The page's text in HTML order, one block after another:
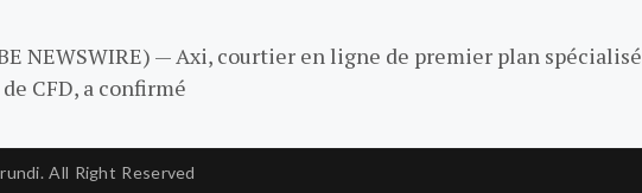
NEWSWIRE) — Axi, courtier en ligne de premier plan spécialisé
CFD, a confirmé
All Right Reserved